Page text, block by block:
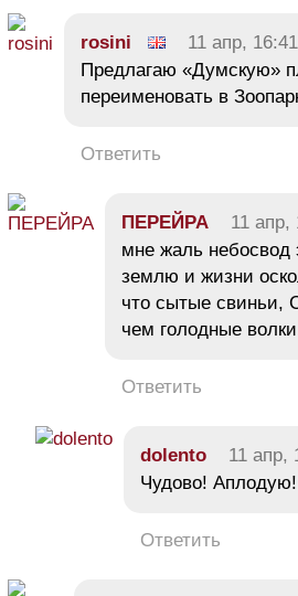
rosini 11 апр, 16:41
Предлагаю «Думскую»
переименовать в
Ответить
ПЕРЕЙРА 11 апр,
мне жаль
землю и жизни
что сытые свиньи,
чем голодные
Ответить
dolento 11 апр,
Чудово! Аплодую!
Ответить